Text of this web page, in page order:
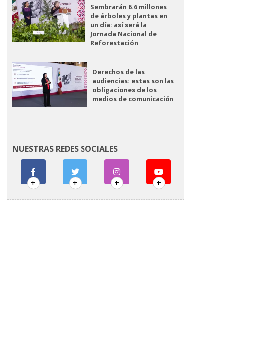
Sembrarán 6.6 millones
de árboles y plantas en
un día: así será la
Jornada Nacional de
Reforestación
Derechos de las
audiencias: estas son las
obligaciones de los
medios de comunicación
NUESTRAS REDES SOCIALES
+ + + +